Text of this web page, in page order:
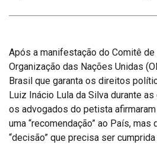
Após a manifestação do Comitê
Organização das Nações Unidas
Brasil que garanta os direitos
Luiz Inácio Lula da Silva durante
os advogados do petista
uma “recomendação” ao País, mas
“decisão” que precisa ser